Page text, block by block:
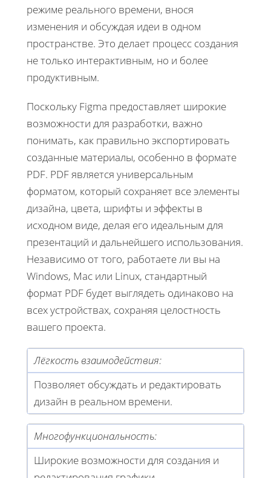
режиме реального времени, внося
изменения и обсуждая идеи в одном
пространстве. Это делает процесс создания
не только интерактивным, но и более
продуктивным.
Поскольку Figma предоставляет широкие
возможности для разработки, важно
понимать, как правильно экспортировать
созданные материалы, особенно в формате
PDF. PDF является универсальным
форматом, который сохраняет все элементы
дизайна, цвета, шрифты и эффекты в
исходном виде, делая его идеальным для
презентаций и дальнейшего использования.
Независимо от того, работаете ли вы на
Windows, Mac или Linux, стандартный
формат PDF будет выглядеть одинаково на
всех устройствах, сохраняя целостность
вашего проекта.
Лёгкость взаимодействия:
Позволяет обсуждать и редактировать
дизайн в реальном времени.
Многофункциональность:
Широкие возможности для создания и